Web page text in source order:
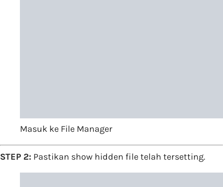
Masuk ke File Manager
STEP 2: Pastikan show hidden file telah tersetting.